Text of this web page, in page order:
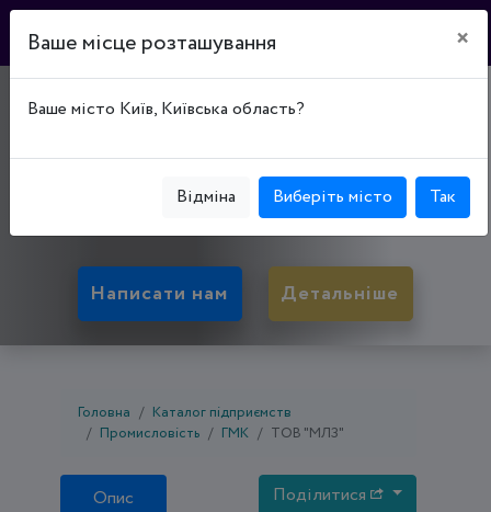
"МЕХАНІЧНО-
ЛИВАРНИЙ ЗАВОД"
45400, Волинська обл., Нововолынск, вул.
Шахтарська, буд. 55А
Написати нам Детальніше
Головна
Каталог підприємств
Промисловість
ГМК ТОВ "МЛЗ"
Опис Поділитися
Ваше місце розташування ×
Ваше місто Київ, Київська область?
Відміна Виберіть місто Так